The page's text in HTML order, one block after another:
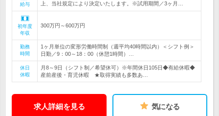
給与
上、当社規定により決定いたします。※試用期間／3ヶ月…
初年度
年収
300万円～600万円
勤務
時間
1ヶ月単位の変形労働時間制（週平均40時間以内）＜シフト例＞
日勤／9：00～18：00（休憩1時間）…
休日
休暇
月8～9日（シフト制／希望休可）※年間休日105日◆有給休暇◆
産前産後・育児休暇 ★取得実績も多数あ…
求人詳細を見る 気になる